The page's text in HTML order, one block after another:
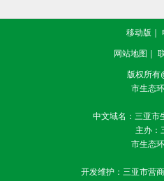
移动版
网站地图
版权所有
市生态
中文域名：三亚市
主办：
市生态
开发维护：三亚市营